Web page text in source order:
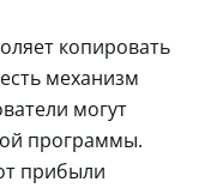
копировать
механизм
могут
программы.
прибыли